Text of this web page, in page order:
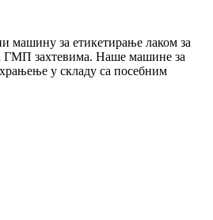
машину за етикетирање лаком за
ГМП захтевима. Наше машине за
храњење у складу са посебним